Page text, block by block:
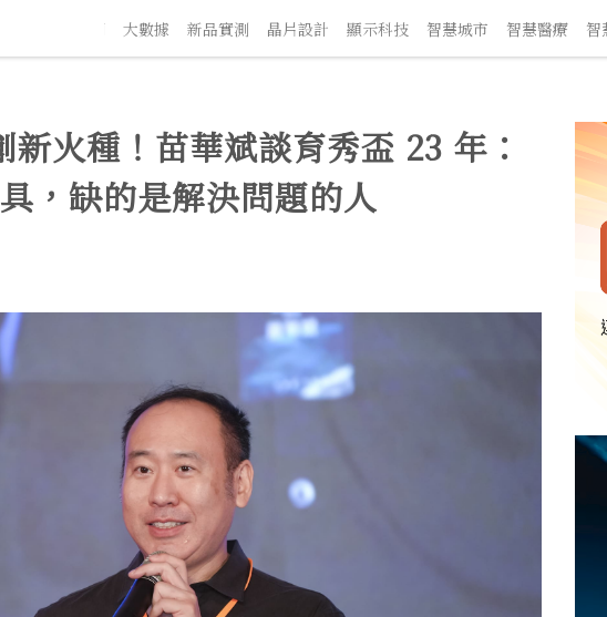
新火種！苗華斌談育秀盃 23 年：
，缺的是解決問題的人
大數據 新品實測 晶片設計 顯示科技 智慧城市 智慧醫療 智慧交